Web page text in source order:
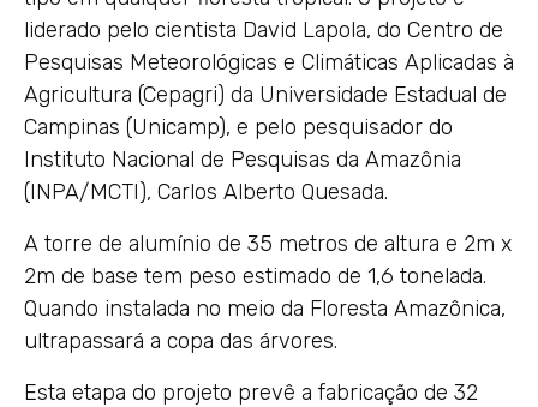
liderado pelo cientista David Lapola, do Centro de
Pesquisas Meteorológicas e Climáticas Aplicadas à
Agricultura (Cepagri) da Universidade Estadual de
Campinas (Unicamp), e pelo pesquisador do
Instituto Nacional de Pesquisas da Amazônia
(INPA/MCTI), Carlos Alberto Quesada.
A torre de alumínio de 35 metros de altura e 2m x
2m de base tem peso estimado de 1,6 tonelada.
Quando instalada no meio da Floresta Amazônica,
ultrapassará a copa das árvores.
Esta etapa do projeto prevê a fabricação de 32